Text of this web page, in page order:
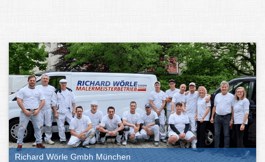
Richard Wörle Gmbh München